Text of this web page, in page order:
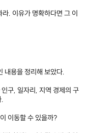
. 이유가 명확하다면 그 이
내용을 정리해 보았다.
구, 일자리, 지역 경제의 구
이동할 수 있을까?